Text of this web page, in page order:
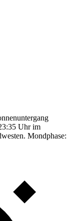
Uhr im
Mondphase: